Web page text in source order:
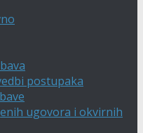
postupaka
ugovora i okvirnih